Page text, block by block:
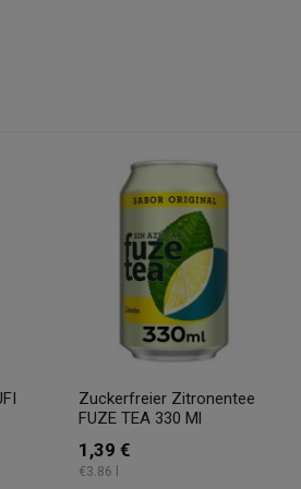
Zuckerfreier Zitronentee
FUZE TEA 330 Ml
1,39 €
€3.86 l